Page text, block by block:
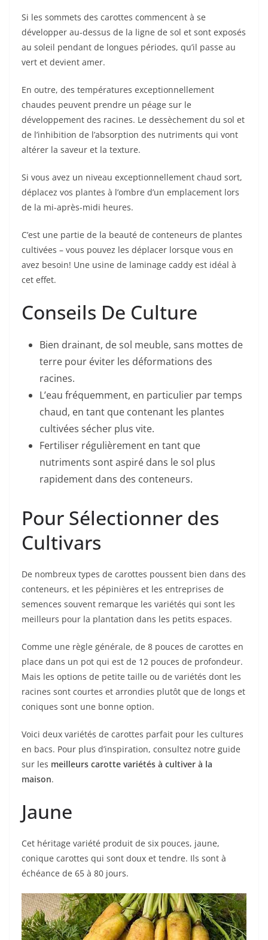
Si les sommets des carottes commencent à se
développer au-dessus de la ligne de sol et sont exposés
au soleil pendant de longues périodes, qu’il passe au
vert et devient amer.
En outre, des températures exceptionnellement
chaudes peuvent prendre un péage sur le
développement des racines. Le dessèchement du sol et
de l’inhibition de l’absorption des nutriments qui vont
altérer la saveur et la texture.
Si vous avez un niveau exceptionnellement chaud sort,
déplacez vos plantes à l’ombre d’un emplacement lors
de la mi-après-midi heures.
C’est une partie de la beauté de conteneurs de plantes
cultivées – vous pouvez les déplacer lorsque vous en
avez besoin! Une usine de laminage caddy est idéal à
cet effet.
Conseils De Culture
Bien drainant, de sol meuble, sans mottes de
terre pour éviter les déformations des
racines.
L’eau fréquemment, en particulier par temps
chaud, en tant que contenant les plantes
cultivées sécher plus vite.
Fertiliser régulièrement en tant que
nutriments sont aspiré dans le sol plus
rapidement dans des conteneurs.
Pour Sélectionner des
Cultivars
De nombreux types de carottes poussent bien dans des
conteneurs, et les pépinières et les entreprises de
semences souvent remarque les variétés qui sont les
meilleurs pour la plantation dans les petits espaces.
Comme une règle générale, de 8 pouces de carottes en
place dans un pot qui est de 12 pouces de profondeur.
Mais les options de petite taille ou de variétés dont les
racines sont courtes et arrondies plutôt que de longs et
coniques sont une bonne option.
Voici deux variétés de carottes parfait pour les cultures
en bacs. Pour plus d’inspiration, consultez notre guide
sur les meilleurs carotte variétés à cultiver à la
maison.
Jaune
Cet héritage variété produit de six pouces, jaune,
conique carottes qui sont doux et tendre. Ils sont à
échéance de 65 à 80 jours.